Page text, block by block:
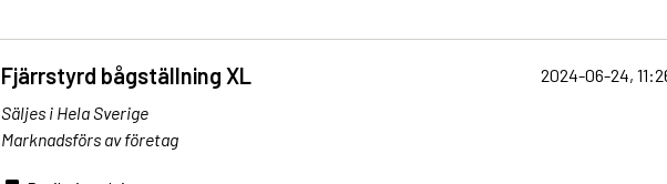
Fjärrstyrd bågställning XL
Säljes i Hela Sverige
Marknadsförs av företag
2024-06-24,